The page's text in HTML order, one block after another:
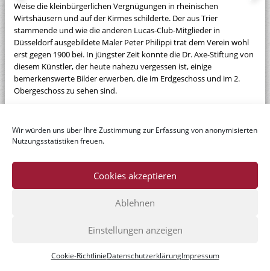
Wir würden uns über Ihre Zustimmung zur Erfassung von anonymisierten
Nutzungsstatistiken freuen.
Cookies akzeptieren
Ablehnen
Einstellungen anzeigen
Cookie-RichtlinieDatenschutzerklärungImpressum
Weise die kleinbürgerlichen Vergnügungen in rheinischen
Wirtshäusern und auf der Kirmes schilderte. Der aus Trier
stammende und wie die anderen Lucas-Club-Mitglieder in
Düsseldorf ausgebildete Maler Peter Philippi trat dem Verein wohl
erst gegen 1900 bei. In jüngster Zeit konnte die Dr. Axe-Stiftung von
diesem Künstler, der heute nahezu vergessen ist, einige
bemerkenswerte Bilder erwerben, die im Erdgeschoss und im 2.
Obergeschoss zu sehen sind.